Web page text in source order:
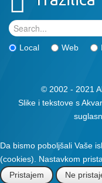
Local Web
© 2002 - 2021
Slike i tekstove s
Da bismo poboljšali Vaše
(cookies). Nastavkom
Pristajem
Ne